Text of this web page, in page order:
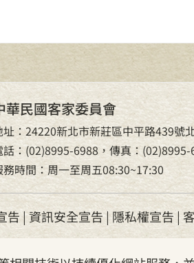
華民國客家委員會
址：24220新北市新莊區中平路439號
話：(02)8995-6988，傳真：(02)8995-
務時間：周一至周五08:30~17:30
告|資訊安全宣告| 隱私權宣告 |